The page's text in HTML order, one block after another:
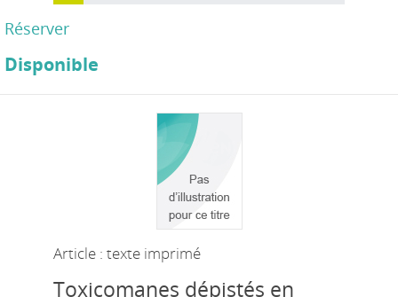
Réserver
Disponible
Article : texte imprimé
Toxicomanes dépistés en